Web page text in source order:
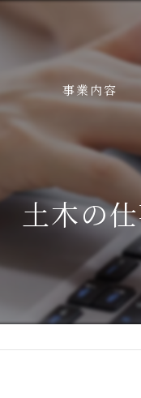
事業内容
土木の